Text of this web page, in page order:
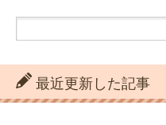
最近更新した記事